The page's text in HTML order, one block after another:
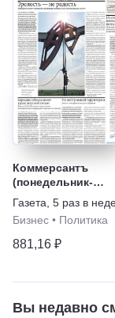
Коммерсантъ
(понедельник-
пятница)
Газета 5 раз в
Бизнес • Политика
881,16 ₽
Вы недавно